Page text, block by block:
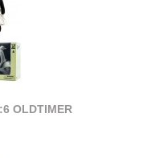
OLDTIMER